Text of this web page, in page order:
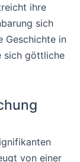
ihre
sich
Geschichte in
sich göttliche
von einer